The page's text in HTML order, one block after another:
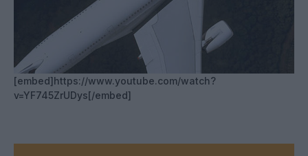
[embed]https://www.youtube.com/watch?
v=YF745ZrUDys[/embed]